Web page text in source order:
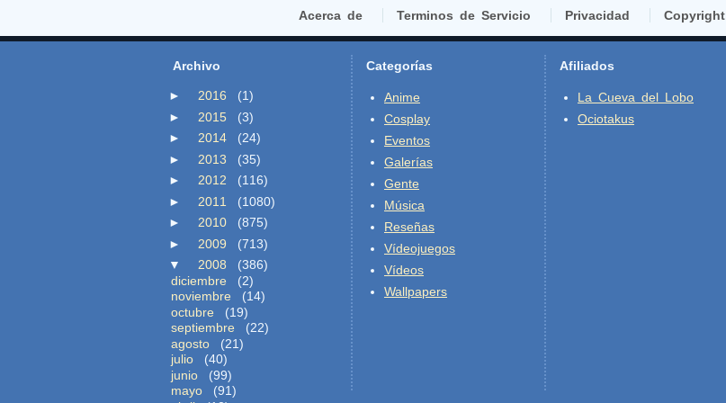
Acerca de Terminos de Servicio Privacidad Copyright
Archivo
► 2016
(1)
►
2015
(3)
►
2014
(24)
►
2013
(35)
►
2012
(116)
►
2011
(1080)
►
2010
(875)
►
2009
(713)
▼
2008
(386)
diciembre
(2)
noviembre
(14)
octubre
(19)
septiembre
(22)
agosto
(21)
julio
(40)
junio
(99)
mayo
(91)
Categorías
Anime
Cosplay
Eventos
Galerías
Gente
Música
Reseñas
Vídeojuegos
Vídeos
Wallpapers
Afiliados
La Cueva del Lobo
Ociotakus